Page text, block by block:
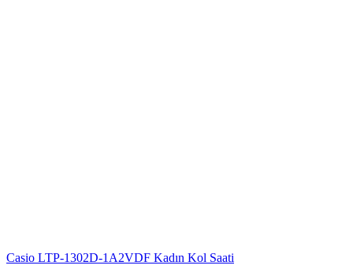
Casio LTP-1302D-1A2VDF Kadın Kol Saati